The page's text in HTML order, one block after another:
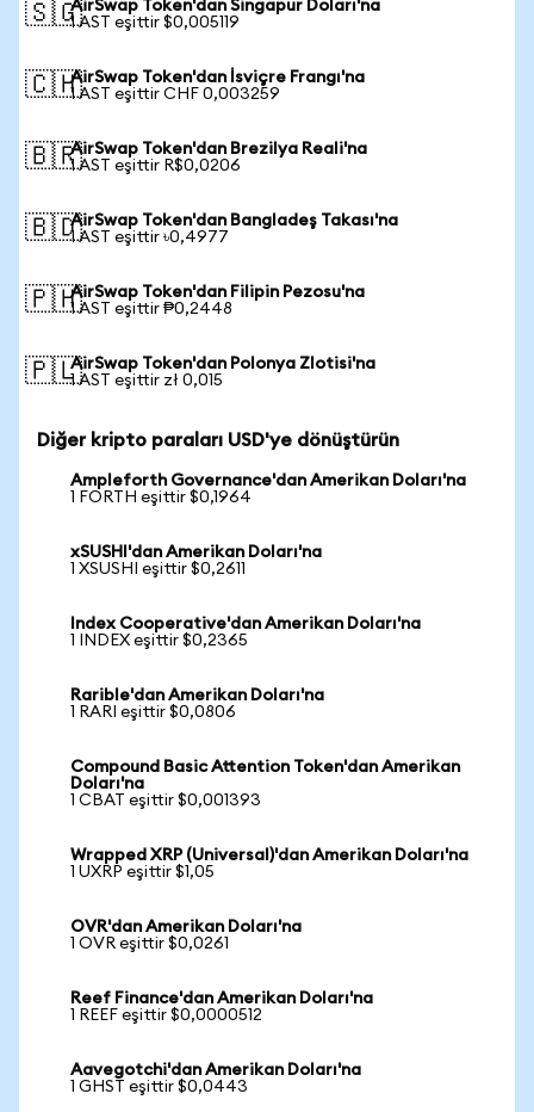
🇸🇬AirSwap Token'dan Singapur Doları'na
1 AST eşittir $0,005119
🇨🇭AirSwap Token'dan İsviçre Frangı'na
1 AST eşittir CHF 0,003259
🇧🇷AirSwap Token'dan Brezilya Reali'na
1 AST eşittir R$0,0206
🇧🇩AirSwap Token'dan Bangladeş Takası'na
1 AST eşittir ৳0,4977
🇵🇭AirSwap Token'dan Filipin Pezosu'na
1 AST eşittir ₱0,2448
🇵🇱AirSwap Token'dan Polonya Zlotisi'na
1 AST eşittir zł 0,015
Diğer kripto paraları USD'ye dönüştürün
Ampleforth Governance'dan Amerikan Doları'na
1 FORTH eşittir $0,1964
xSUSHI'dan Amerikan Doları'na
1 XSUSHI eşittir $0,2611
Index Cooperative'dan Amerikan Doları'na
1 INDEX eşittir $0,2365
Rarible'dan Amerikan Doları'na
1 RARI eşittir $0,0806
Compound Basic Attention Token'dan Amerikan
Doları'na
1 CBAT eşittir $0,001393
Wrapped XRP (Universal)'dan Amerikan Doları'na
1 UXRP eşittir $1,05
OVR'dan Amerikan Doları'na
1 OVR eşittir $0,0261
Reef Finance'dan Amerikan Doları'na
1 REEF eşittir $0,0000512
Aavegotchi'dan Amerikan Doları'na
1 GHST eşittir $0,0443